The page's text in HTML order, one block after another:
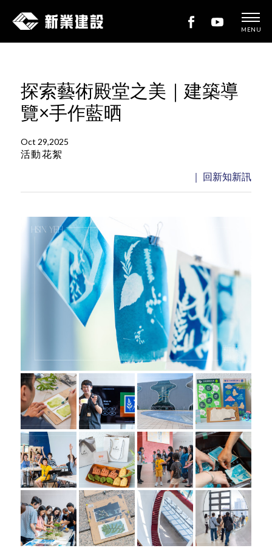
新
建
設
MENU
探索藝術殿堂之美｜建築導
覽×手作藍晒
Oct 29,2025
活動花絮
｜ 回新知新訊